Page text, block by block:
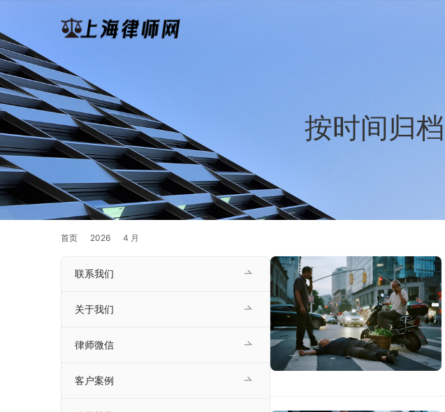
按时间归
首页 2026 4 月
联系我们
关于我们
律师微信
客户案例